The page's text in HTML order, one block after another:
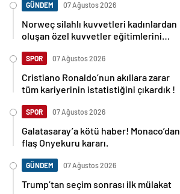
GÜNDEM 07 Ağustos 2026
Norweç silahlı kuvvetleri kadınlardan
oluşan özel kuvvetler eğitimlerini
SPOR 07 Ağustos 2026
Cristiano Ronaldo’nun akıllara zarar
tüm kariyerinin istatistiğini çıkardık !
SPOR 07 Ağustos 2026
Galatasaray’a kötü haber! Monaco’dan
flaş Onyekuru kararı.
GÜNDEM 07 Ağustos 2026
Trump’tan seçim sonrası ilk mülakat